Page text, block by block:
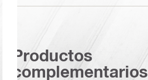
Productos
complementarios